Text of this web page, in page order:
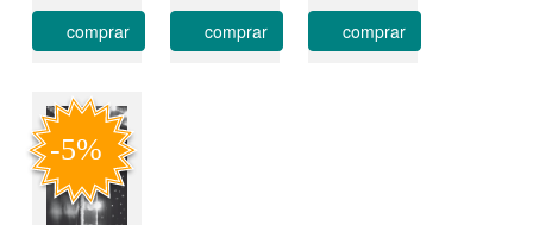
comprar comprar comprar